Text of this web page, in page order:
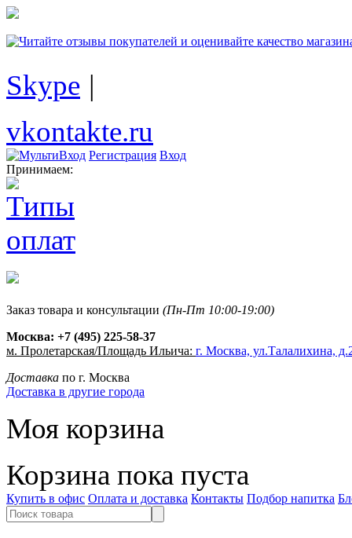
Skype |
vkontakte.ru
Регистрация Вход
Принимаем:
Заказ товара и консультации (Пн-Пт 10:00-19:00)
Москва: +7 (495) 225-58-37
м. Пролетарская/Площадь Ильича: г. Москва, ул.Талалихина,
Доставка по г. Москва
Доставка в другие города
Моя корзина
Корзина пока пуста
Купить в офис Оплата и доставка Контакты Подбор напитка